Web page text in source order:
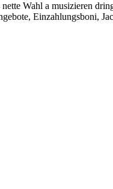
Wahl a musizieren
Einzahlungsboni,